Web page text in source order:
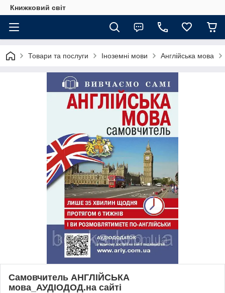
Книжковий світ
Товари та послуги Іноземні мови Англійська мова
Самовчитель АНГЛІЙСЬКА
мова_АУДІОДОД.на сайті